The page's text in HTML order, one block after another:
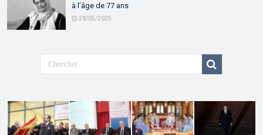
à l’âge de 77 ans
28/05/2025